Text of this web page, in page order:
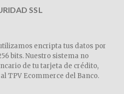
SSL
encripta tus datos por
bits. Nuestro sistema no
de tu tarjeta de crédito,
TPV Ecommerce del Banco.